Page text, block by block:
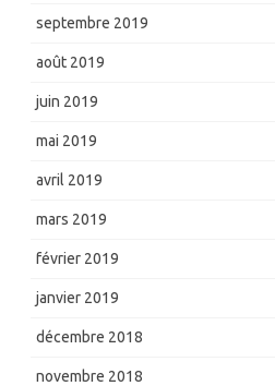
septembre 2019
août 2019
juin 2019
mai 2019
avril 2019
mars 2019
février 2019
janvier 2019
décembre 2018
novembre 2018